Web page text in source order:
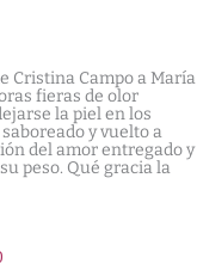
Cristina Campo a María
fieras de olor
la piel en los
y vuelto a
del amor entregado y
peso. Qué gracia la